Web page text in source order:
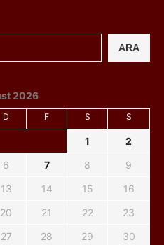
ARA
2026
D F S S
1
2
6 7 8
9
13 14 15
16
20 21 22
23
27 28 29 30